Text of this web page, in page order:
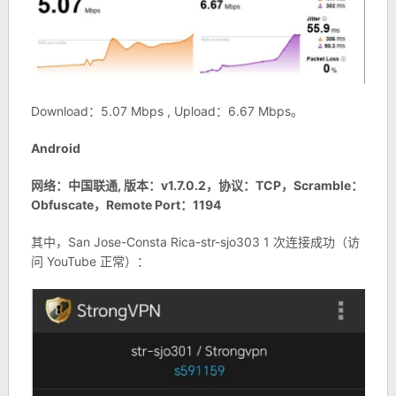
Download：5.07 Mbps , Upload：6.67 Mbps。
Android
网络：中国联通, 版本：v1.7.0.2，协议：TCP，Scramble：
Obfuscate，Remote Port：1194
其中，San Jose-Consta Rica-str-sjo303 1 次连接成功（访
问 YouTube 正常）：